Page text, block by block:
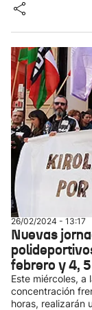
26/02/2024 - 13:17
Nuevas
febrero y 4,
Este miércoles, a
concentración
horas, realizarán